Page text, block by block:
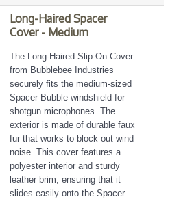
Long-Haired Spacer
Cover - Medium
The Long-Haired Slip-On Cover
from Bubblebee Industries
securely fits the medium-sized
Spacer Bubble windshield for
shotgun microphones. The
exterior is made of durable faux
fur that works to block out wind
noise. This cover features a
polyester interior and sturdy
leather brim, ensuring that it
slides easily onto the Spacer